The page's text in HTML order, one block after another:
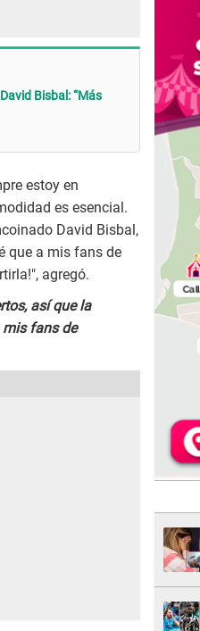
Bisbal: “Más
estoy en
es esencial.
David Bisbal,
que a mis fans de
agregó.
así que la
fans de